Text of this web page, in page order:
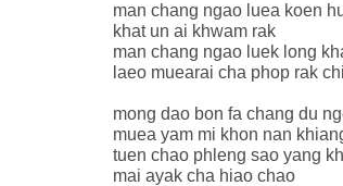
man chang ngao luea koen
khat un ai khwam rak
man chang ngao luek long
laeo muearai cha phop rak
mong dao bon fa chang du
muea yam mi khon nan
tuen chao phleng sao yang
mai ayak cha hiao chao